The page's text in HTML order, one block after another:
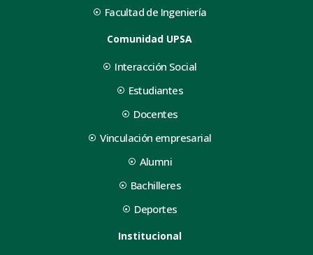
Facultad de Ingeniería
Comunidad UPSA
Interacción Social
Estudiantes
Docentes
Vinculación empresarial
Alumni
Bachilleres
Deportes
Institucional